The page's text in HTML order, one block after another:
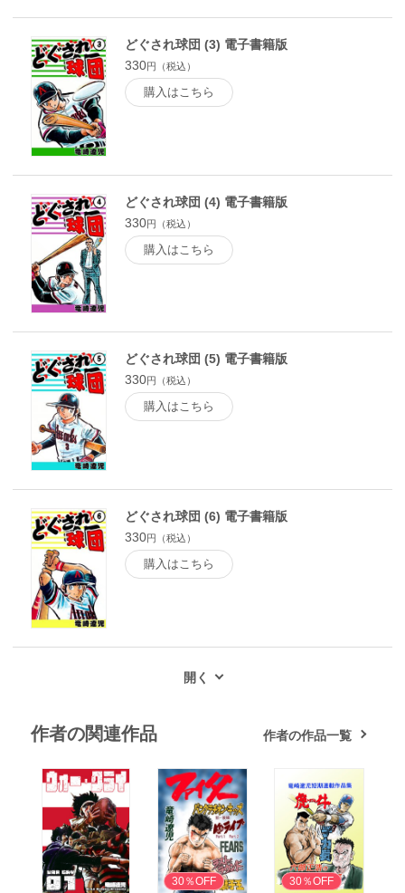
どぐされ球団 (3) 電子書籍版
330円（税込）
購入はこちら
どぐされ球団 (4) 電子書籍版
330円（税込）
購入はこちら
どぐされ球団 (5) 電子書籍版
330円（税込）
購入はこちら
どぐされ球団 (6) 電子書籍版
330円（税込）
購入はこちら
作者の関連作品 作者の作品一覧
30％OFF 30％OFF